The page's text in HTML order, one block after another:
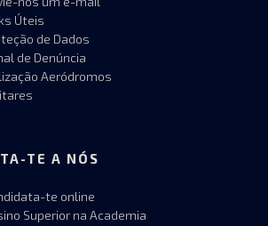
Úteis
de Dados
de Denúncia
Aeródromos
TE A NÓS
te online
Superior na Academia